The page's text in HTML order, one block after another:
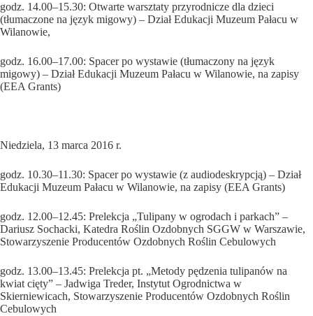
godz. 14.00–15.30: Otwarte warsztaty przyrodnicze dla dzieci
(tłumaczone na język migowy) – Dział Edukacji Muzeum Pałacu w
Wilanowie,
godz. 16.00–17.00: Spacer po wystawie (tłumaczony na język
migowy) – Dział Edukacji Muzeum Pałacu w Wilanowie, na zapisy
(EEA Grants)
Niedziela, 13 marca 2016 r.
godz. 10.30–11.30: Spacer po wystawie (z audiodeskrypcją) – Dział
Edukacji Muzeum Pałacu w Wilanowie, na zapisy (EEA Grants)
godz. 12.00–12.45: Prelekcja „Tulipany w ogrodach i parkach” –
Dariusz Sochacki, Katedra Roślin Ozdobnych SGGW w Warszawie,
Stowarzyszenie Producentów Ozdobnych Roślin Cebulowych
godz. 13.00–13.45: Prelekcja pt. „Metody pędzenia tulipanów na
kwiat cięty” – Jadwiga Treder, Instytut Ogrodnictwa w
Skierniewicach, Stowarzyszenie Producentów Ozdobnych Roślin
Cebulowych